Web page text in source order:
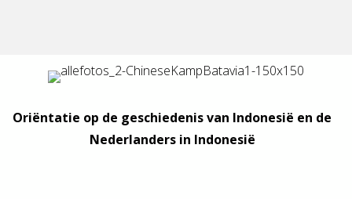
Oriëntatie op de geschiedenis van Indonesië en de
Nederlanders in Indonesië